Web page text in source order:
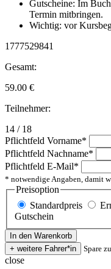
Gutscheine: Im
Termin mitbringen.
Wichtig: vor
1777529841
Gesamt:
59.00 €
Teilnehmer:
14 / 18
Pflichtfeld Vorname*
Pflichtfeld Nachname*
Pflichtfeld E-Mail*
* notwendige Angaben, damit
Preisoption
Standardpreis
Gutschein
Spare
close